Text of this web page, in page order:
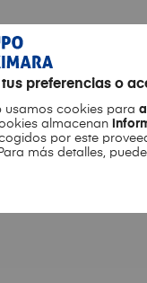
preferencias o
usamos cookies para
almacenan
por este
más detalles,